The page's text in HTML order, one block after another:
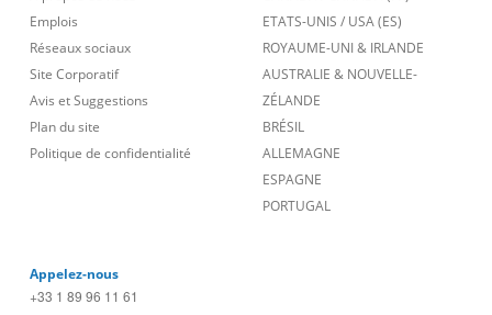
Emplois
Réseaux sociaux
Site Corporatif
Avis et Suggestions
Plan du site
Politique de confidentialité
ETATS-UNIS / USA (ES)
ROYAUME-UNI & IRLANDE
AUSTRALIE & NOUVELLE-
ZÉLANDE
BRÉSIL
ALLEMAGNE
ESPAGNE
PORTUGAL
Appelez-nous
+33 1 89 96 11 61